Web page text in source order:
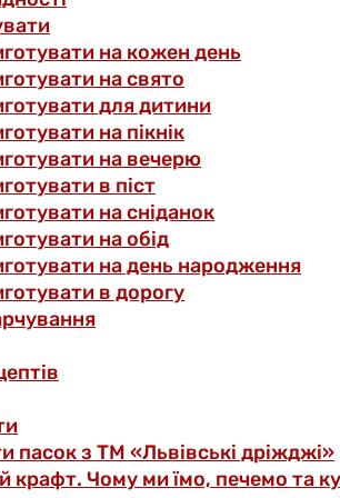
на кожен день
на свято
для дитини
на пікнік
на вечерю
в піст
на сніданок
на обід
на день народження
в дорогу
пасок з ТМ «Львівські дріжджі»
крафт. Чому ми їмо, печемо та